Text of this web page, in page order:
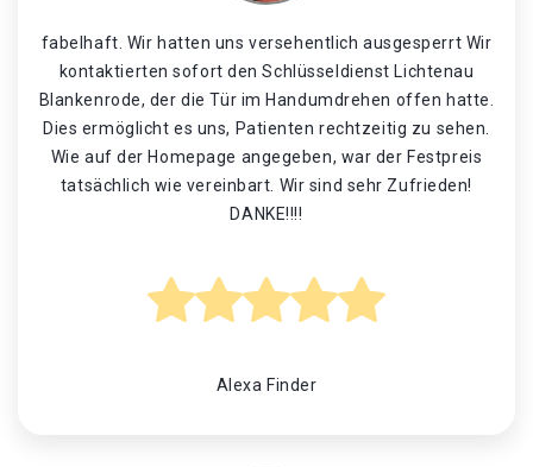
fabelhaft. Wir hatten uns versehentlich ausgesperrt Wir
kontaktierten sofort den Schlüsseldienst Lichtenau
Blankenrode, der die Tür im Handumdrehen offen hatte.
Dies ermöglicht es uns, Patienten rechtzeitig zu sehen.
Wie auf der Homepage angegeben, war der Festpreis
tatsächlich wie vereinbart. Wir sind sehr Zufrieden!
DANKE!!!!
Alexa Finder